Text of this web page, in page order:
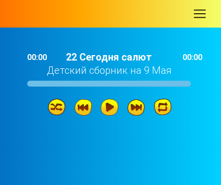
00:00
22 Сегодня салют
Детский сборник на 9 Мая
00:00